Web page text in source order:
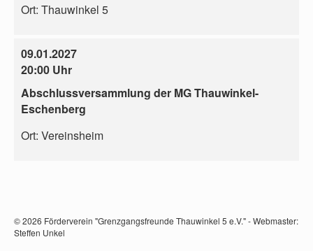
Ort: Thauwinkel 5
09.01.2027
20:00 Uhr
Abschlussversammlung der MG Thauwinkel-
Eschenberg
Ort: Vereinsheim
© 2026 Förderverein "Grenzgangsfreunde Thauwinkel 5 e.V." - Webmaster:
Steffen Unkel